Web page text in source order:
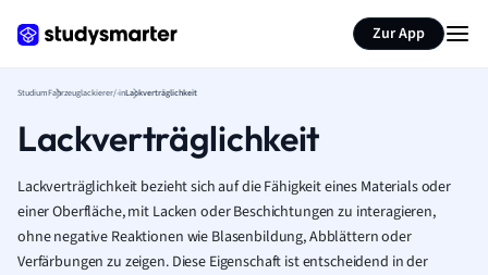
Zur App
StudiumFahrzeuglackierer/-inLackverträglichkeit
Lackverträglichkeit
Lackverträglichkeit bezieht sich auf die Fähigkeit eines Materials oder
einer Oberfläche, mit Lacken oder Beschichtungen zu interagieren,
ohne negative Reaktionen wie Blasenbildung, Abblättern oder
Verfärbungen zu zeigen. Diese Eigenschaft ist entscheidend in der